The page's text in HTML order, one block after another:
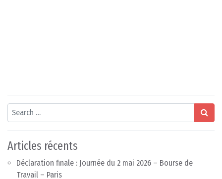
Search
Articles récents
Déclaration finale : Journée du 2 mai 2026 – Bourse de
Travail – Paris